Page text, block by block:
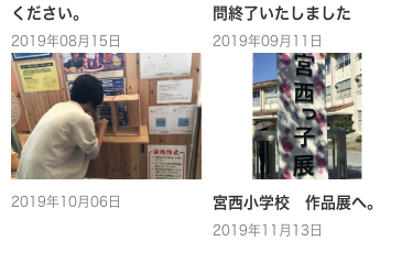
ください。
2019年08月15日
問終了いたしました
2019年09月11日
2019年10月06日 宮西小学校 作品展へ。
2019年11月13日